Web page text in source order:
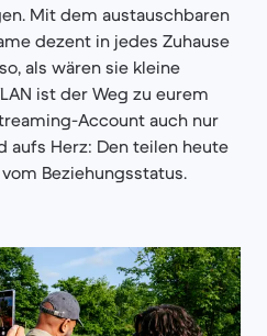
Mit dem austauschbaren
dezent in jedes Zuhause
als wären sie kleine
ist der Weg zu eurem
Account auch nur
aufs Herz: Den teilen heute
Beziehungsstatus.